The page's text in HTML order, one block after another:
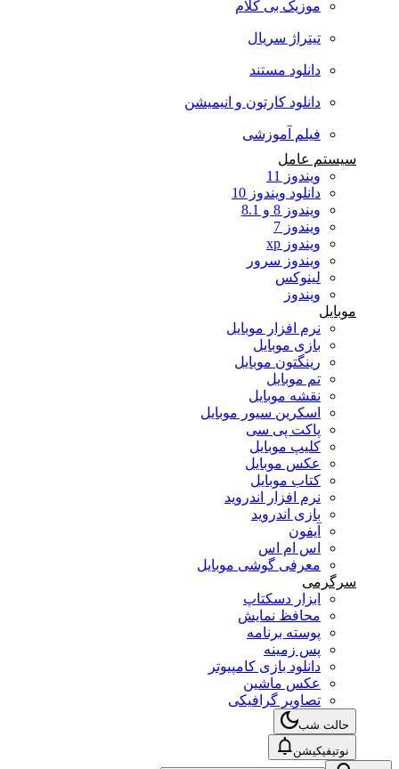
موزیک بی کلام
تیتراژ سریال
دانلود مستند
دانلود کارتون و انیمیشن
فیلم آموزشی
سیستم عامل
ویندوز 11
دانلود ویندوز 10
ویندوز 8 و 8.1
ویندوز 7
ویندوز xp
ویندوز سرور
لینوکس
ویندوز
موبایل
نرم افزار موبایل
بازی موبایل
رینگتون موبایل
تم موبایل
نقشه موبایل
اسکرین سیور موبایل
پاکت پی سی
کلیپ موبایل
عکس موبایل
کتاب موبایل
نرم افزار اندروید
بازی اندروید
آیفون
اس ام اس
معرفی گوشی موبایل
سرگرمی
ابزار دسکتاپ
محافظ نمایش
پوسته برنامه
پس زمینه
دانلود بازی کامپیوتر
عکس ماشین
تصاویر گرافیکی
حالت شب
نوتیفیکیشن